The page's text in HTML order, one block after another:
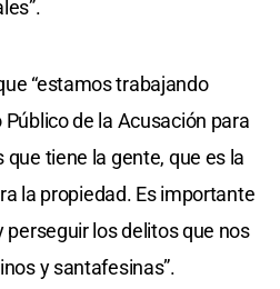
“estamos trabajando
de la Acusación para
tiene la gente, que es la
la propiedad. Es importante
perseguir los delitos que nos
y santafesinas”.